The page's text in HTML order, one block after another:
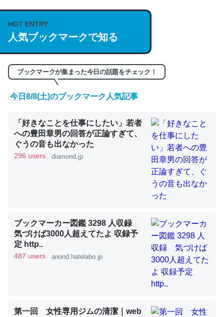
説してる記事が少ないので貴重な良記事。/続編来た
https://isobe324649.hatenablog.com/entry/2023/03/27
/064121
─GPTの仕組みと限界についての考察（１） - conceptualization
くらい。小説でいう「ずっと前の伏線」は回収されないけ
ど、短期記憶というには多い分量。進化すればするほど分
かりやすく強くなりそう
─GPTの仕組みと限界についての考察（１） - conceptualization
昆虫ってカルシウム少ないのか。知らんかった。調べたら
コオロギのカルシウム分はエビの600分の1程度。
─ニュース :: 【研究発表】昆虫学の大問題＝「昆虫はなぜ海にいな
HOT ENTRY
人気ブックマークで知る
ブックマークが集まった今日の話題をチェック！
今日8/8(土)のブックマーク人気記事
「好きなことを仕事にしたい」若者
への豊田章男の回答が正論すぎて、
ぐうの音も出なかった
296 users diamond.jp
ブックマーカー図鑑 3298 人収録
気づけば3000人超えてたよ 収録予
定 http..
487 users anond.hatelabo.jp
第一回 女性専用ジムの清潔｜web